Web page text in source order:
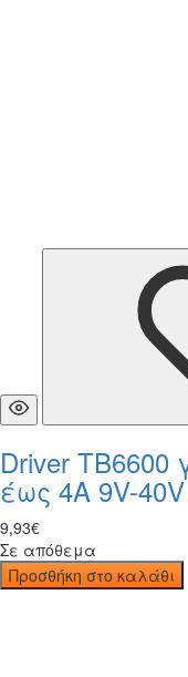
Driver TB6600
έως 4A 9V-
9,93€
Σε απόθεμα
Προσθήκη στο καλάθι